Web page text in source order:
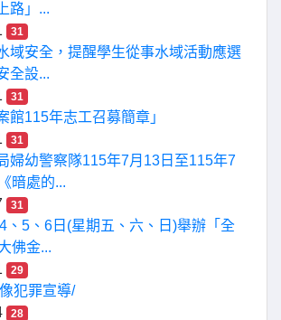
路」...
31
域安全，提醒學生從事水域活動應選
全設...
31
館115年志工召募簡章」
31
婦幼警察隊115年7月13日至115年7
暗處的...
31
、5、6日(星期五、六、日)舉辦「全
佛金...
29
犯罪宣導/
28